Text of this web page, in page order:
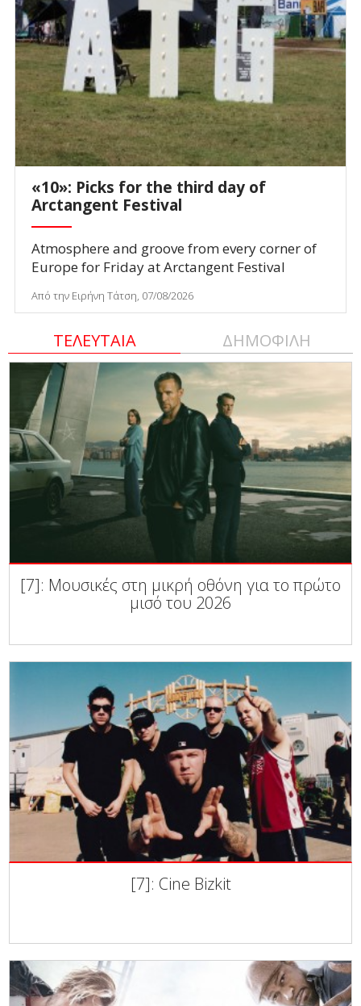
«10»: Picks for the third day of
Arctangent Festival
Atmosphere and groove from every corner of
Europe for Friday at Arctangent Festival
Από την Ειρήνη Τάτση, 07/08/2026
ΤΕΛΕΥΤΑΙΑ ΔΗΜΟΦΙΛΗ
[7]: Μουσικές στη μικρή οθόνη για το πρώτο
μισό του 2026
[7]: Cine Bizkit